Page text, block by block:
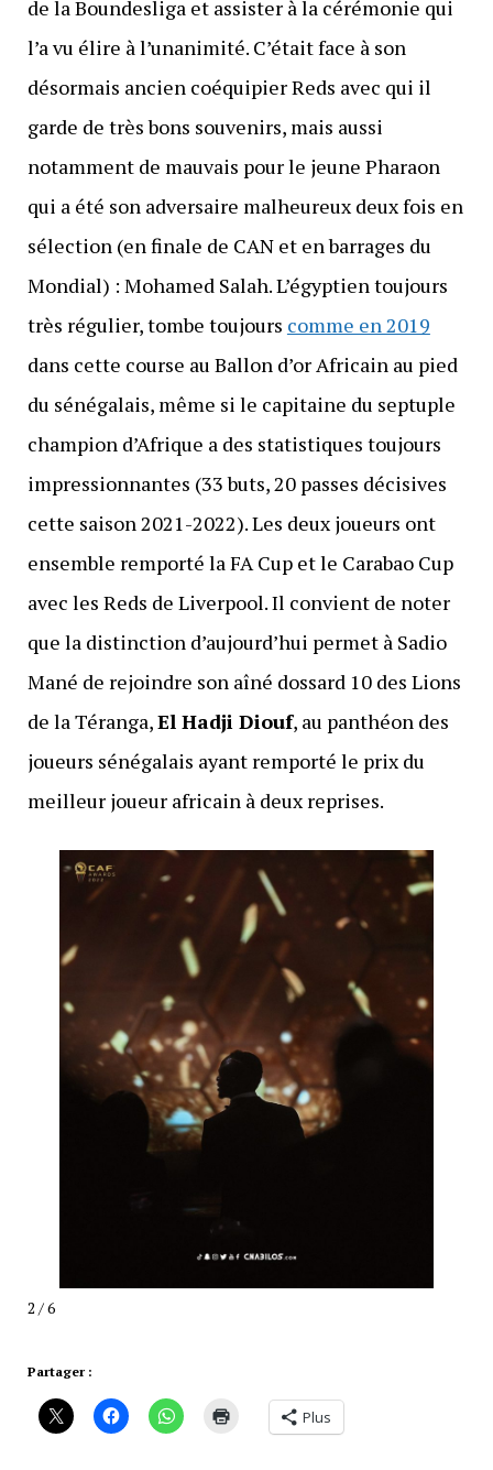
de la Boundesliga et assister à la cérémonie qui
l’a vu élire à l’unanimité. C’était face à son
désormais ancien coéquipier Reds avec qui il
garde de très bons souvenirs, mais aussi
notamment de mauvais pour le jeune Pharaon
qui a été son adversaire malheureux deux fois en
sélection (en finale de CAN et en barrages du
Mondial) : Mohamed Salah. L’égyptien toujours
très régulier, tombe toujours comme en 2019
dans cette course au Ballon d’or Africain au pied
du sénégalais, même si le capitaine du septuple
champion d’Afrique a des statistiques toujours
impressionnantes (33 buts, 20 passes décisives
cette saison 2021-2022). Les deux joueurs ont
ensemble remporté la FA Cup et le Carabao Cup
avec les Reds de Liverpool. Il convient de noter
que la distinction d’aujourd’hui permet à Sadio
Mané de rejoindre son aîné dossard 10 des Lions
de la Téranga,El Hadji Diouf, au panthéon des
joueurs sénégalais ayant remporté le prix du
meilleur joueur africain à deux reprises.
2 / 6
Partager :
Plus